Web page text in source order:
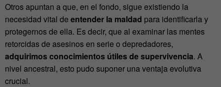
Otros apuntan a que, en el fondo, sigue existiendo la
necesidad vital de entender la maldad para identificarla y
protegernos de ella. Es decir, que al examinar las mentes
retorcidas de asesinos en serie o depredadores,
adquirimos conocimientos útiles de supervivencia. A
nivel ancestral, esto pudo suponer una ventaja evolutiva
crucial.